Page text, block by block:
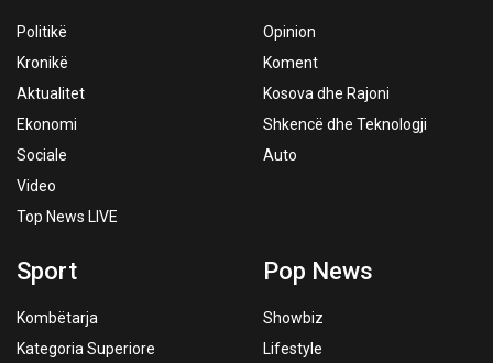
Politikë
Kronikë
Aktualitet
Ekonomi
Sociale
Video
Top News LIVE
Opinion
Koment
Kosova dhe Rajoni
Shkencë dhe Teknologji
Auto
Sport
Kombëtarja
Kategoria Superiore
Pop News
Showbiz
Lifestyle